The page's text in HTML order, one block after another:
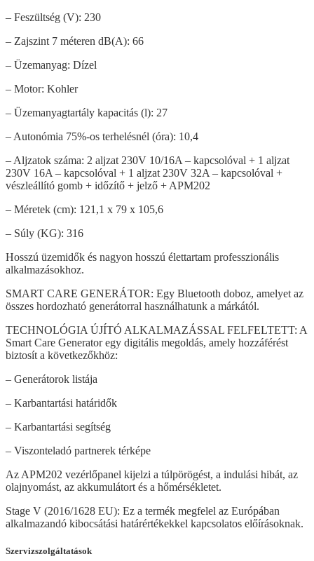
– Feszültség (V): 230
– Zajszint 7 méteren dB(A): 66
– Üzemanyag: Dízel
– Motor: Kohler
– Üzemanyagtartály kapacitás (l): 27
– Autonómia 75%-os terhelésnél (óra): 10,4
– Aljzatok száma: 2 aljzat 230V 10/16A – kapcsolóval + 1 aljzat
230V 16A – kapcsolóval + 1 aljzat 230V 32A – kapcsolóval +
vészleállító gomb + időzítő + jelző + APM202
– Méretek (cm): 121,1 x 79 x 105,6
– Súly (KG): 316
Hosszú üzemidők és nagyon hosszú élettartam professzionális
alkalmazásokhoz.
SMART CARE GENERÁTOR: Egy Bluetooth doboz, amelyet az
összes hordozható generátorral használhatunk a márkától.
TECHNOLÓGIA ÚJÍTÓ ALKALMAZÁSSAL FELFELTETT: A
Smart Care Generator egy digitális megoldás, amely hozzáférést
biztosít a következőkhöz:
– Generátorok listája
– Karbantartási határidők
– Karbantartási segítség
– Viszonteladó partnerek térképe
Az APM202 vezérlőpanel kijelzi a túlpörögést, a indulási hibát, az
olajnyomást, az akkumulátort és a hőmérsékletet.
Stage V (2016/1628 EU): Ez a termék megfelel az Európában
alkalmazandó kibocsátási határértékekkel kapcsolatos előírásoknak.
Szervizszolgáltatások